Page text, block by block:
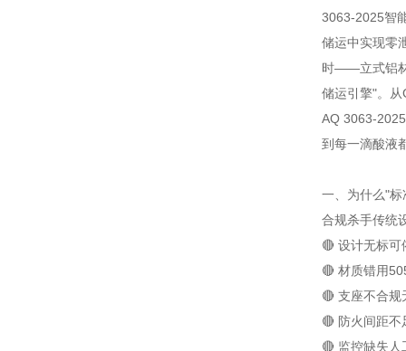
3063-2025智
储运中实现零
时——立式铝材
储运引擎"。
AQ 3063-
到每一滴酸液
一、为什么"
合规杀手传统
🔴 设计无标可
🔴 材质错用
🔴 支座不合规
🔴 防火间距不
🔴 监控缺失